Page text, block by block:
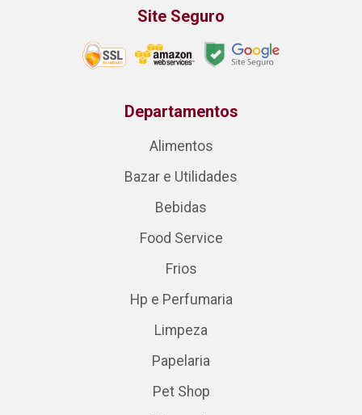
Site Seguro
Departamentos
Alimentos
Bazar e Utilidades
Bebidas
Food Service
Frios
Hp e Perfumaria
Limpeza
Papelaria
Pet Shop